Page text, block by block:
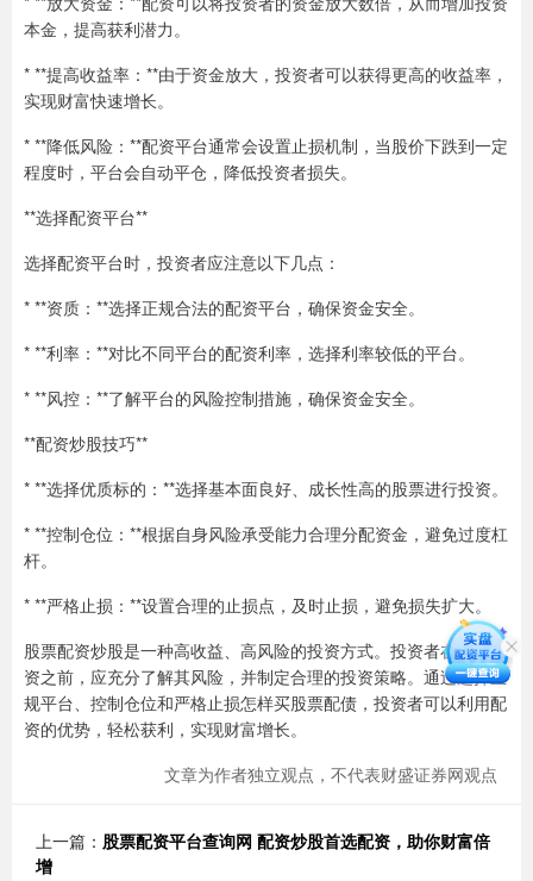
本金，提高获利潜力。
* **提高收益率：**由于资金放大，投资者可以获得更高的收益率，
实现财富快速增长。
* **降低风险：**配资平台通常会设置止损机制，当股价下跌到一定
程度时，平台会自动平仓，降低投资者损失。
**选择配资平台**
选择配资平台时，投资者应注意以下几点：
* **资质：**选择正规合法的配资平台，确保资金安全。
* **利率：**对比不同平台的配资利率，选择利率较低的平台。
* **风控：**了解平台的风险控制措施，确保资金安全。
**配资炒股技巧**
* **选择优质标的：**选择基本面良好、成长性高的股票进行投资。
* **控制仓位：**根据自身风险承受能力合理分配资金，避免过度杠
杆。
* **严格止损：**设置合理的止损点，及时止损，避免损失扩大。
股票配资炒股是一种高收益、高风险的投资方式。投资者在参与配
资之前，应充分了解其风险，并制定合理的投资策略。通过选择正
规平台、控制仓位和严格止损怎样买股票配债，投资者可以利用配
资的优势，轻松获利，实现财富增长。
文章为作者独立观点，不代表财盛证券网观点
上一篇： 股票配资平台查询网 配资炒股首选配资，助你财富倍
增